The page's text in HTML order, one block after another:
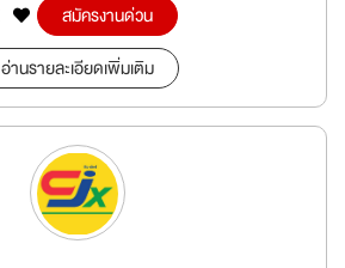
สมัครงานด่วน
อ่านรายละเอียดเพิ่มเติม